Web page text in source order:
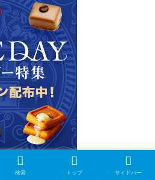
検索 トップ サイドバー